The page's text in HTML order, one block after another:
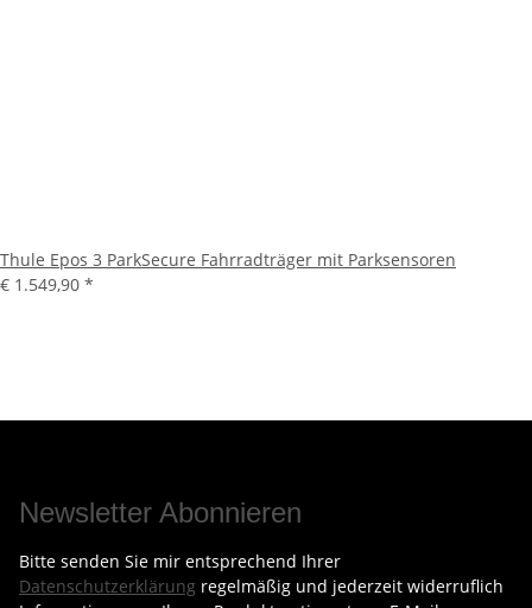
Thule Epos 3 ParkSecure Fahrradträger mit Parksensoren
€ 1.549,90 *
Newsletter Abonnieren
Bitte senden Sie mir entsprechend Ihrer
Datenschutzerklärung regelmäßig und jederzeit widerruflich